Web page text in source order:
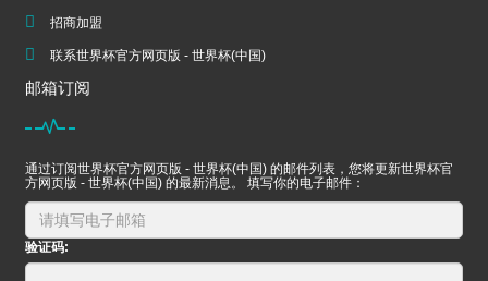
招商加盟
联系世界杯官方网页版 - 世界杯(中国)
邮箱订阅
通过订阅世界杯官方网页版 - 世界杯(中国) 的邮件列表，您将更新世界杯官
方网页版 - 世界杯(中国) 的最新消息。 填写你的电子邮件：
验证码: